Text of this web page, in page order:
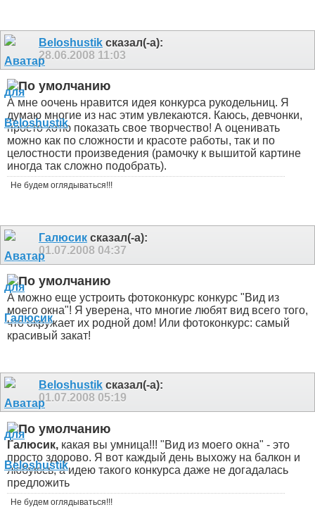
Beloshustik сказал(-а):
28.06.2008 11:03
А мне оочень нравится идея конкурса рукодельниц. Я
думаю многие из нас этим увлекаются. Каюсь, девчонки,
просто хотю показать свое творчество! А оценивать
можно как по сложности и красоте работы, так и по
целостности произведения (рамочку к вышитой картине
иногда так сложно подобрать).
Не будем оглядываться!!!
Галюсик сказал(-а):
01.07.2008 04:37
А можно еще устроить фотоконкурс конкурс "Вид из
моего окна"! Я уверена, что многие любят вид всего того,
что окружает их родной дом! Или фотоконкурс: самый
красивый закат!
Beloshustik сказал(-а):
01.07.2008 05:19
Галюсик, какая вы умница!!! "Вид из моего окна" - это
просто здорово. Я вот каждый день выхожу на балкон и
любуюсь, а идею такого конкурса даже не догадалась
предложить
Не будем оглядываться!!!